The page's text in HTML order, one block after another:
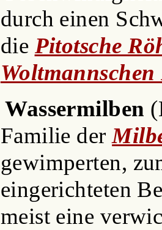
durch einen
die Pitotsche
Wassermilben
Familie der
gewimperten,
eingerichteten
meist eine